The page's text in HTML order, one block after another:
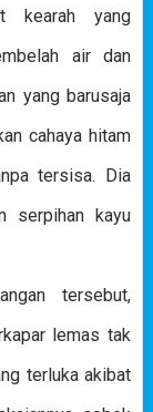
kearah yang
air dan
yang barusaja
cahaya hitam
tersisa. Dia
serpihan kayu
tersebut,
lemas tak
terluka akibat